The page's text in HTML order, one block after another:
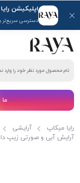
اپلیکیشن
دسترسی سریع‌تر
ما
رایا میکاپ آرایشی
آرایش آبی و صورتی زیپ